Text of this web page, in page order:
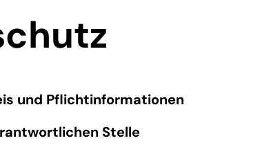
und Pflichtinformationen
Stelle